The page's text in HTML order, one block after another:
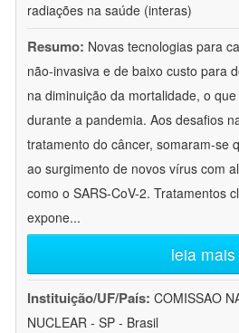
radiações na saúde (interas)
Resumo: Novas tecnologias para
não-invasiva e de baixo custo para
na diminuição da mortalidade, o
durante a pandemia. Aos desafios
tratamento do câncer, somaram-se
ao surgimento de novos vírus com
como o SARS-CoV-2. Tratamentos
expone...
leia mais
Instituição/UF/País: COMISSAO
NUCLEAR - SP - Brasil